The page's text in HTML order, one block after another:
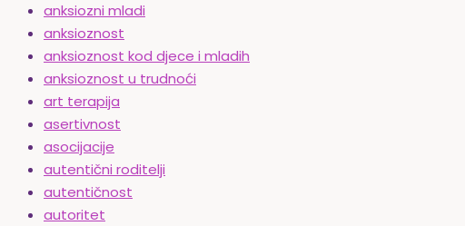
anksiozni mladi
anksioznost
anksioznost kod djece i mladih
anksioznost u trudnoći
art terapija
asertivnost
asocijacije
autentični roditelji
autentičnost
autoritet